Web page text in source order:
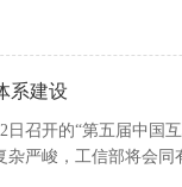
系建设
召开的“第五届中国
严峻，工信部将会同